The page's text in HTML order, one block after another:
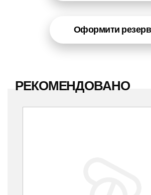
Оформити резерв
РЕКОМЕНДОВАНО